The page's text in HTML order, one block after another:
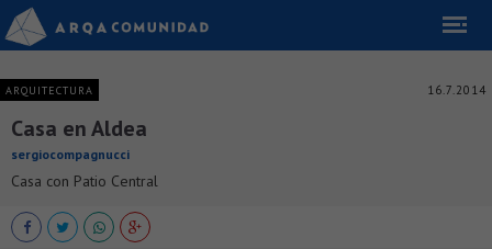
ARQUITECTURA 16.7.2014
Casa en Aldea
sergiocompagnucci
Casa con Patio Central